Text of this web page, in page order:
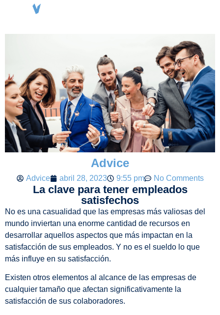
Advice
Advice abril 28, 2023 9:55 pm No Comments
La clave para tener empleados
satisfechos
No es una casualidad que las empresas más valiosas del
mundo inviertan una enorme cantidad de recursos en
desarrollar aquellos aspectos que más impactan en la
satisfacción de sus empleados. Y no es el sueldo lo que
más influye en su satisfacción.
Existen otros elementos al alcance de las empresas de
cualquier tamaño que afectan significativamente la
satisfacción de sus colaboradores.